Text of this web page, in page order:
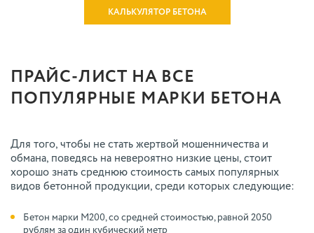
КАЛЬКУЛЯТОР БЕТОНА
ПРАЙС-ЛИСТ НА ВСЕ
ПОПУЛЯРНЫЕ МАРКИ БЕТОНА
Для того, чтобы не стать жертвой мошенничества и
обмана, поведясь на невероятно низкие цены, стоит
хорошо знать среднюю стоимость самых популярных
видов бетонной продукции, среди которых следующие:
Бетон марки M200, со средней стоимостью, равной 2050
рублям за один кубический метр